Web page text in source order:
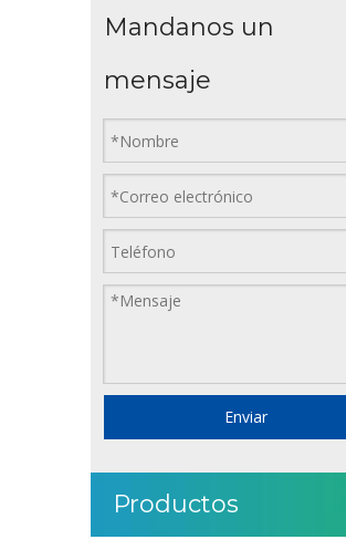
Mandanos un
mensaje
Enviar
Productos